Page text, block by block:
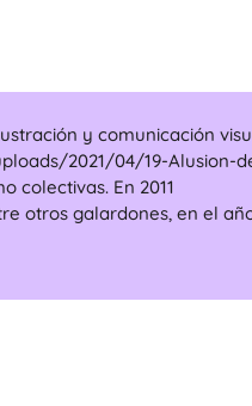
y comunicación
2021/04/19-Alusion-
colectivas. En 2011
otros galardones, en el